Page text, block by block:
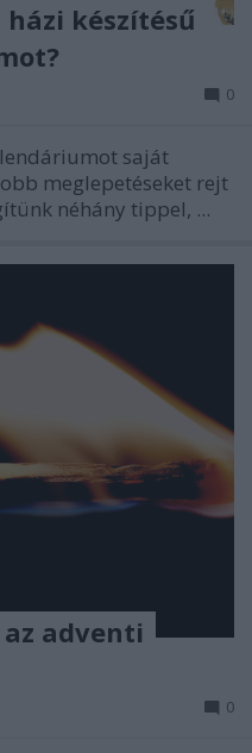
készítésű
0
saját
meglepetéseket rejt
néhány tippel, ...
adventi
0